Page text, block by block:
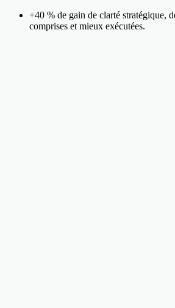
+40 % de gain de clarté stratégique,
comprises et mieux exécutées.